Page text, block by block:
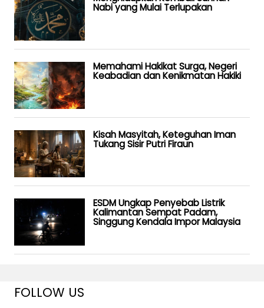
Nabi yang Mulai Terlupakan
Memahami Hakikat Surga, Negeri
Keabadian dan Kenikmatan Hakiki
Kisah Masyitah, Keteguhan Iman
Tukang Sisir Putri Firaun
ESDM Ungkap Penyebab Listrik
Kalimantan Sempat Padam,
Singgung Kendala Impor Malaysia
FOLLOW US